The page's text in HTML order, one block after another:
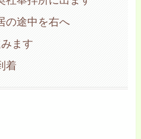
の途中を右へ
ます
着